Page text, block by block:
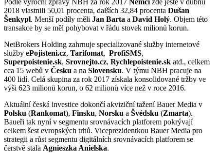
Podle výroční zprávy NBH za rok 2017 Němcizde ještě v dubnu
2018 vlastnili 50,01 procenta, dalších 32,84 procenta Dušan
Šenkypl. Menší podíly měli Jan Barta a David Holý. Objem této
transakce by se měl pohybovat v řádu stovek milionů korun.
NetBrokers Holding zahrnuje specializované služby internetové
služby ePojisteni.cz, Tarifomat, ProfiSMS,
Superpoistenie.sk, Srovnejto.cz, Rychlepoistenie.sk atd., celkem
cca 15 webů v Česku a na Slovensku. V týmu NBH pracuje na
400 lidí. Celá skupina za rok 2017 získala konsolidované tržby ve
výši 623 milionů korun, o 62 milionů více než v roce 2016.
Aktuální česká investice dokončí akviziční tažení Bauer Media v
Polsku (Rankomat), Finsku, Norsku a Švédsku (Zmarta).
Baueři tak nyní v segmentu srovnávacích platforem pokrývají
celkem šest evropských trhů. Viceprezidentkou Bauer Media pro
strategii a růst segmentu digitálních srovnávacích platforem se
čerstvě stala Agnieszka Anielska.